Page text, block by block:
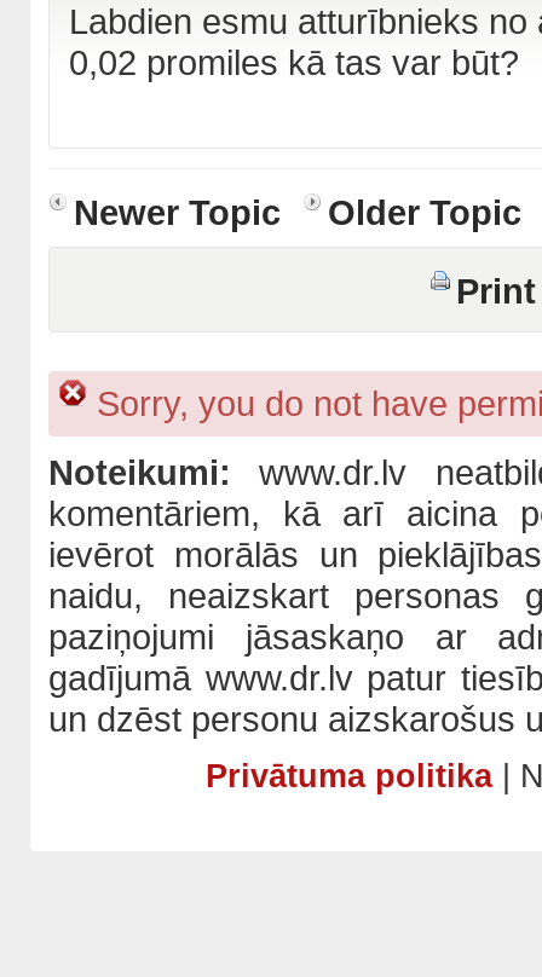
Labdien esmu atturībnieks
0,02 promiles kā tas var būt?
Newer Topic
Older Topic
Sorry, you do not have
Noteikumi:www.dr.lv
komentāriem, kā arī aicina
ievērot morālās un
naidu, neaizskart personas
paziņojumi jāsaskaņo ar
gadījumā www.dr.lv patur
un dzēst personu aizskarošus
Privātuma politika|